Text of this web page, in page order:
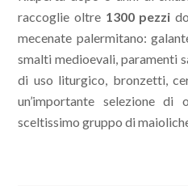
raccoglie oltre 1300 pezzi
mecenate palermitano:
smalti medioevali, paramenti
di uso liturgico, bronzetti,
un’importante selezione
sceltissimo gruppo di